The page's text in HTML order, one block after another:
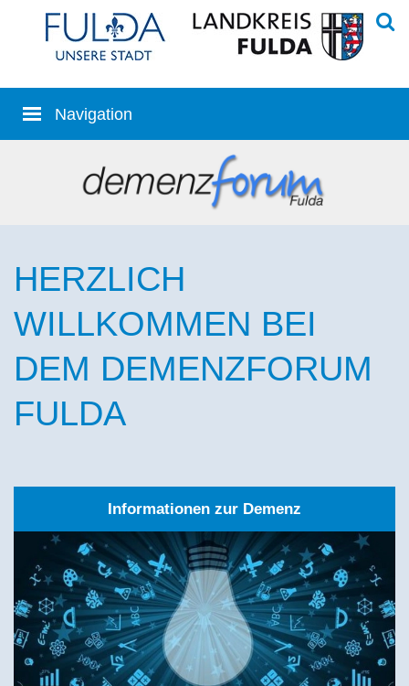
HERZLICH
WILLKOMMEN BEI
DEM DEMENZFORUM
FULDA
Informationen zur Demenz